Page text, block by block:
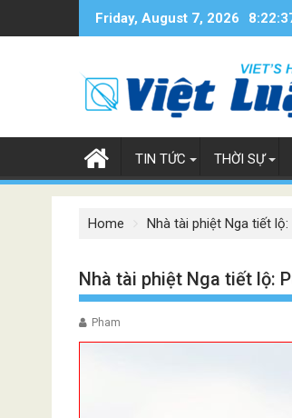
Friday, August 7, 2026
TIN TỨC THỜI SỰ
Home Nhà tài phiệt Nga tiết
Nhà tài phiệt Nga tiết lộ:
Pham